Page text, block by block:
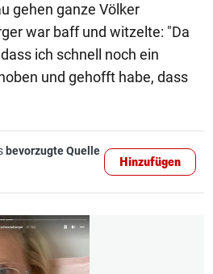
gehen ganze Völker
war baff und witzelte: "Da
ich schnell noch ein
und gehofft habe, dass
bevorzugte Quelle
Hinzufügen